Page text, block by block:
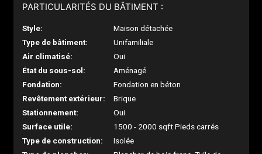
PARTICULARITÉS DU BÂTIMENT :
Style:
Maison détachée
Type de bâtiment:
Unifamiliale
Air climatisé:
Oui
État du sous-sol:
Aménagé
Fondation:
Fondation en béton
Revêtement extérieur:
Brique
Stationnement:
Oui
Surface utile:
1500 - 2000 sqft Pieds carrés
Type de construction:
Isolée